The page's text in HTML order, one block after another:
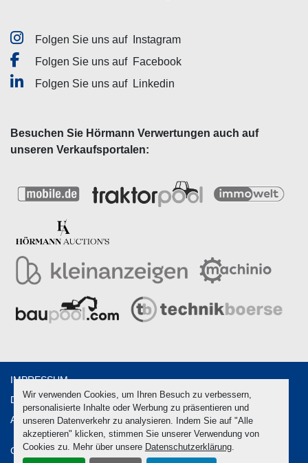
Wir verwenden Cookies, um Ihren Besuch zu verbessern,
personalisierte Inhalte oder Werbung zu präsentieren und
unseren Datenverkehr zu analysieren. Indem Sie auf "Alle
akzeptieren" klicken, stimmen Sie unserer Verwendung von
Cookies zu. Mehr über unsere Datenschutzerklärung.
Folgen Sie uns auf
Instagram
Folgen Sie uns auf Facebook
Folgen Sie uns auf
Linkedin
Besuchen Sie Hörmann Verwertungen auch auf
unseren Verkaufsportalen:
Cookie-Einstellungen
IMPRESSUM
DATENSCHUTZ
AGB